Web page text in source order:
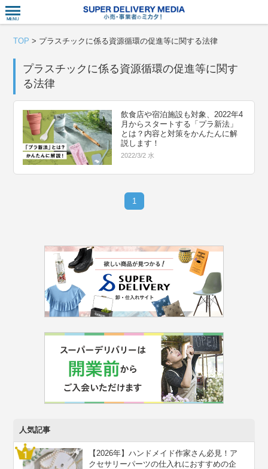
TOP > プラスチックに係る資源循環の促進等に関する法律
プラスチックに係る資源循環の促進等に関す
る法律
飲食店や宿泊施設も対象、2022年4
月からスタートする「プラ新法」
とは？内容と対策をかんたんに解
説します！
2022/3/2 水
1
人気記事
【2026年】ハンドメイド作家さん必見！ア
クセサリーパーツの仕入れにおすすめの企